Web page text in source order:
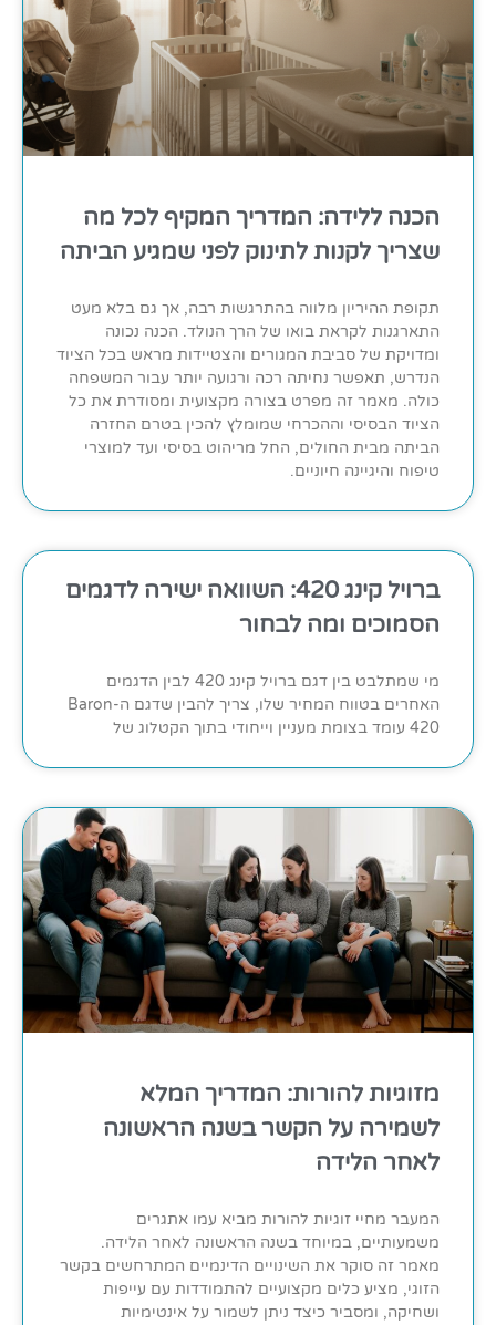
הכנה ללידה: המדריך המקיף לכל מה
שצריך לקנות לתינוק לפני שמגיע הביתה
תקופת ההיריון מלווה בהתרגשות רבה, אך גם בלא מעט
התארגנות לקראת בואו של הרך הנולד. הכנה נכונה
ומדויקת של סביבת המגורים והצטיידות מראש בכל הציוד
הנדרש, תאפשר נחיתה רכה ורגועה יותר עבור המשפחה
כולה. מאמר זה מפרט בצורה מקצועית ומסודרת את כל
הציוד הבסיסי וההכרחי שמומלץ להכין בטרם החזרה
הביתה מבית החולים, החל מריהוט בסיסי ועד למוצרי
טיפוח והיגיינה חיוניים.
ברויל קינג 420: השוואה ישירה לדגמים
הסמוכים ומה לבחור
מי שמתלבט בין דגם ברויל קינג 420 לבין הדגמים
האחרים בטווח המחיר שלו, צריך להבין שדגם ה-Baron
420 עומד בצומת מעניין וייחודי בתוך הקטלוג של
מזוגיות להורות: המדריך המלא
לשמירה על הקשר בשנה הראשונה
לאחר הלידה
המעבר מחיי זוגיות להורות מביא עמו אתגרים
משמעותיים, במיוחד בשנה הראשונה לאחר הלידה.
מאמר זה סוקר את השינויים הדינמיים המתרחשים בקשר
הזוגי, מציע כלים מקצועיים להתמודדות עם עייפות
ושחיקה, ומסביר כיצד ניתן לשמור על אינטימיות